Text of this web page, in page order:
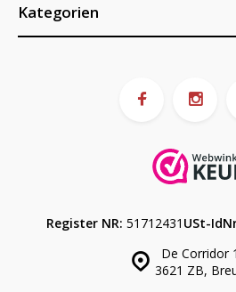
Kategorien
De Corridor
3621 ZB,
Register NR: 51712431 USt-